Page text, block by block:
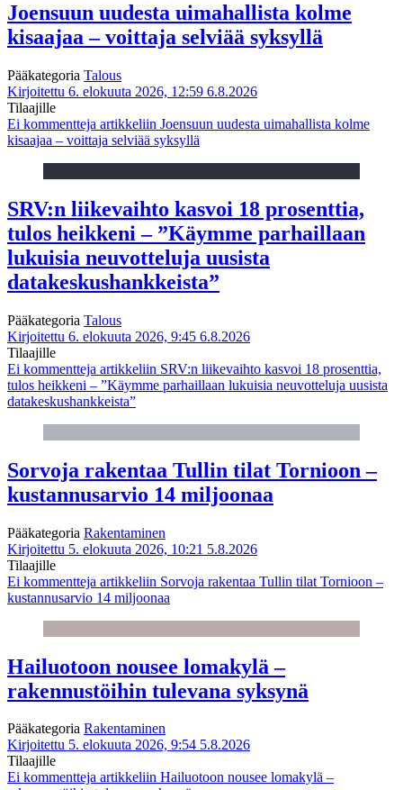
Joensuun uudesta uimahallista kolme
kisaajaa – voittaja selviää syksyllä
Pääkategoria Talous
Kirjoitettu 6. elokuuta 2026, 12:59 6.8.2026
Tilaajille
Ei kommentteja artikkeliin Joensuun uudesta uimahallista kolme
kisaajaa – voittaja selviää syksyllä
SRV:n liikevaihto kasvoi 18 prosenttia,
tulos heikkeni – ”Käymme parhaillaan
lukuisia neuvotteluja uusista
datakeskushankkeista”
Pääkategoria Talous
Kirjoitettu 6. elokuuta 2026, 9:45 6.8.2026
Tilaajille
Ei kommentteja artikkeliin SRV:n liikevaihto kasvoi 18 prosenttia,
tulos heikkeni – ”Käymme parhaillaan lukuisia neuvotteluja uusista
datakeskushankkeista”
Sorvoja rakentaa Tullin tilat Tornioon –
kustannusarvio 14 miljoonaa
Pääkategoria Rakentaminen
Kirjoitettu 5. elokuuta 2026, 10:21 5.8.2026
Tilaajille
Ei kommentteja artikkeliin Sorvoja rakentaa Tullin tilat Tornioon –
kustannusarvio 14 miljoonaa
Hailuotoon nousee lomakylä –
rakennustöihin tulevana syksynä
Pääkategoria Rakentaminen
Kirjoitettu 5. elokuuta 2026, 9:54 5.8.2026
Tilaajille
Ei kommentteja artikkeliin Hailuotoon nousee lomakylä –